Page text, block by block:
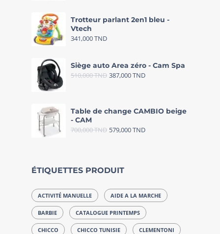
Trotteur parlant 2en1 bleu -
Vtech
341,000TND
Siège auto Area zéro - Cam Spa
510,000TND 387,000TND
Table de change CAMBIO beige
- CAM
700,000TND 579,000TND
ÉTIQUETTES PRODUIT
ACTIVITÉ MANUELLE AIDE A LA MARCHE
BARBIE CATALOGUE PRINTEMPS
CHICCO CHICCO TUNISIE CLEMENTONI